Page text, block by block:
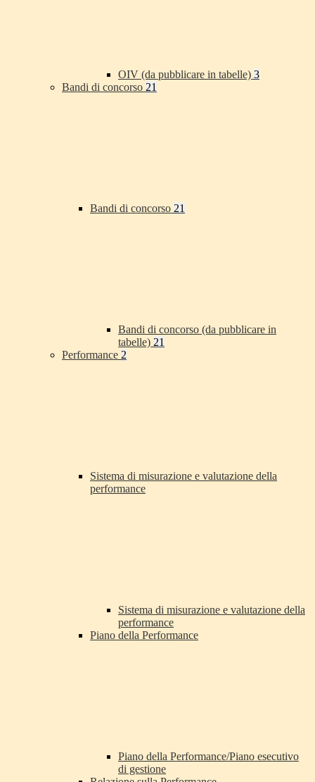
OIV (da pubblicare in tabelle) 3
Bandi di concorso 21
Bandi di concorso 21
Bandi di concorso (da pubblicare in
tabelle) 21
Performance 2
Sistema di misurazione e valutazione della
performance
Sistema di misurazione e valutazione della
performance
Piano della Performance
Piano della Performance/Piano esecutivo
di gestione